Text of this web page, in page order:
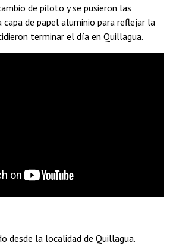
de piloto y se pusieron las
capa de papel aluminio para reflejar la
terminar el día en Quillagua.
desde la localidad de Quillagua.